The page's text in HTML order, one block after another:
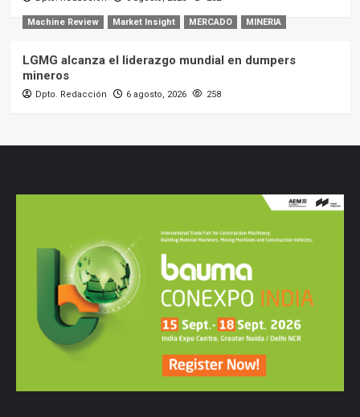
Machine Review Market Insight MERCADO MINERIA
LGMG alcanza el liderazgo mundial en dumpers
mineros
Dpto. Redacción 6 agosto, 2026 258